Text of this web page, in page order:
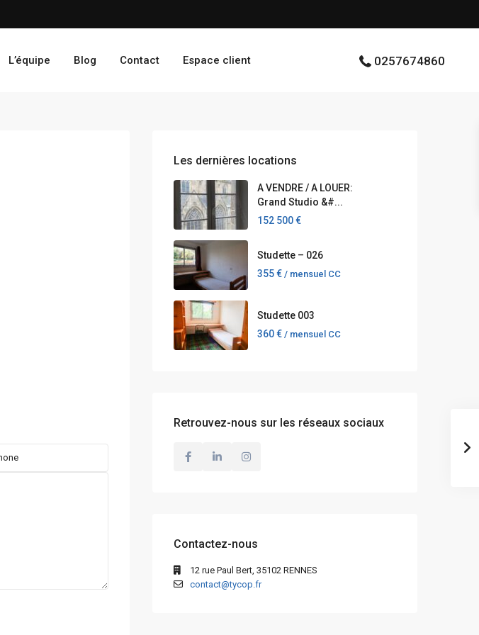
L’équipe Blog Contact Espace client 0257674860
Les dernières locations
A VENDRE / A LOUER:
Grand Studio &#...
152 500 €
Studette – 026
355 € / mensuel CC
Studette 003
360 € / mensuel CC
Retrouvez-nous sur les réseaux sociaux
Contactez-nous
12 rue Paul Bert, 35102 RENNES
contact@tycop.fr